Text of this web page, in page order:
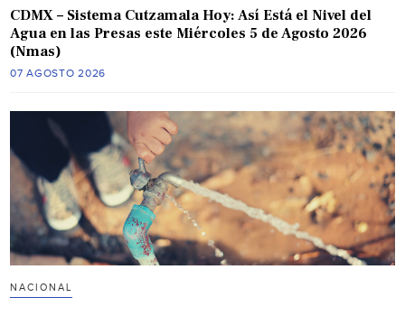
CDMX – Sistema Cutzamala Hoy: Así Está el Nivel del
Agua en las Presas este Miércoles 5 de Agosto 2026
(Nmas)
07 AGOSTO 2026
NACIONAL